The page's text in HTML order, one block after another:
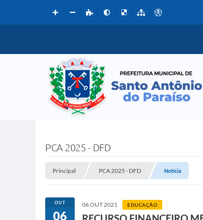
PCA 2025 - DFD
Principal PCA 2025 - DFD Notícia
OUT
06
06 OUT 2021 EDUCAÇÃO